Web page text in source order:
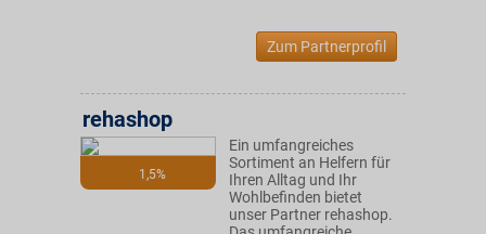
Zum Partnerprofil
1,5%
rehashop
Ein umfangreiches
Sortiment an Helfern für
Ihren Alltag und Ihr
Wohlbefinden bietet
unser Partner rehashop.